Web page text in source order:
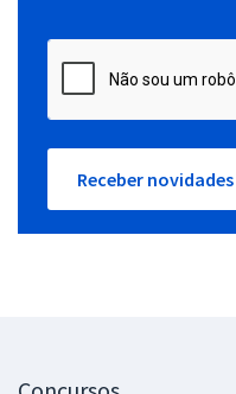
Receber novidades